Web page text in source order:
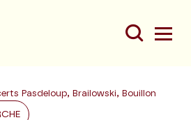
Pasdeloup, Brailowski, Bouillon